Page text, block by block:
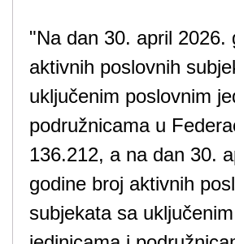
"Na dan 30. april 2026.
aktivnih poslovnih
uključenim poslovnim
podružnicama u
136.212, a na dan 30.
godine broj aktivnih
subjekata sa